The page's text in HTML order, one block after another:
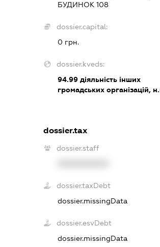
БУДИНОК 108
dossier.capital:
0 грн.
dossier.kveds:
94.99діяльність інших
громадських організацій,
dossier.tax
dossier.staff
dossier.taxDebt
dossier.missingData
dossier.esvDebt
dossier.missingData